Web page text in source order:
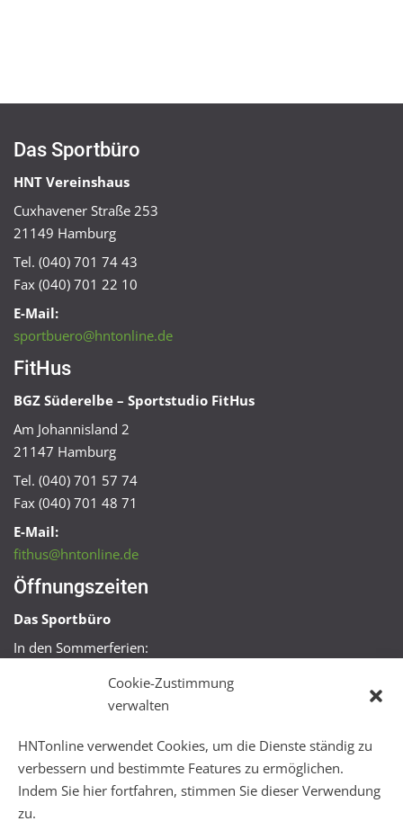
Cookie-Zustimmung
verwalten
HNTonline verwendet Cookies, um die Dienste ständig zu
verbessern und bestimmte Features zu ermöglichen.
Indem Sie hier fortfahren, stimmen Sie dieser Verwendung
zu.
Das Sportbüro
HNT Vereinshaus
Cuxhavener Straße 253
21149 Hamburg
Tel. (040) 701 74 43
Fax (040) 701 22 10
E-Mail:
sportbuero@hntonline.de
FitHus
BGZ Süderelbe – Sportstudio FitHus
Am Johannisland 2
21147 Hamburg
Tel. (040) 701 57 74
Fax (040) 701 48 71
E-Mail:
fithus@hntonline.de
Öffnungszeiten
Das Sportbüro
In den Sommerferien:
Mo + Mi 16:00 – 18:00 Uhr
Mo – Fr 08:00 – 22:00 Uhr
Sa + So 10:00 – 18:00 Uhr